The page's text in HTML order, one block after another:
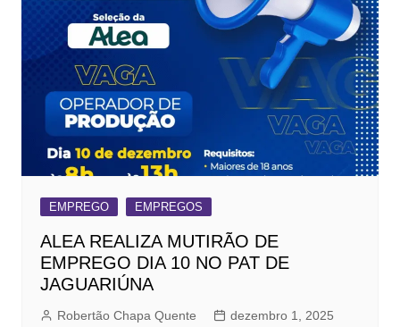
EMPREGO EMPREGOS
ALEA REALIZA MUTIRÃO DE
EMPREGO DIA 10 NO PAT DE
JAGUARIÚNA
Robertão Chapa Quente
dezembro 1, 2025